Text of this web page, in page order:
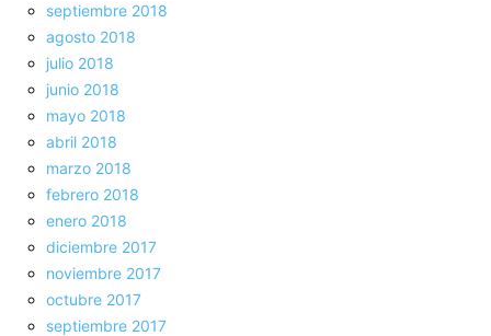
septiembre 2018
agosto 2018
julio 2018
junio 2018
mayo 2018
abril 2018
marzo 2018
febrero 2018
enero 2018
diciembre 2017
noviembre 2017
octubre 2017
septiembre 2017